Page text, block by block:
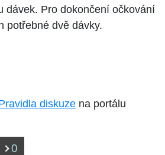
dávek. Pro dokončení očkování
potřebné dvě dávky.
diskuze na portálu
0